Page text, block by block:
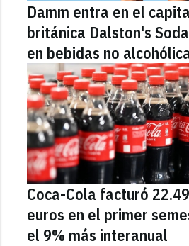
Damm entra en el
británica Dalston's
en bebidas no
Coca-Cola facturó
euros en el primer
el 9% más interanual